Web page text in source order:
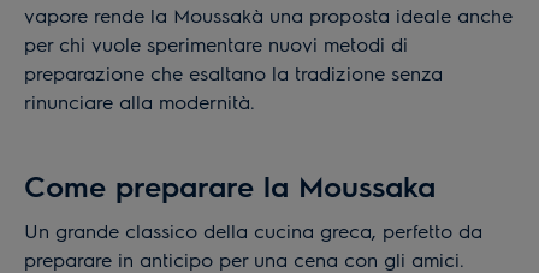
vapore rende la Moussakà una proposta ideale anche
per chi vuole sperimentare nuovi metodi di
preparazione che esaltano la tradizione senza
rinunciare alla modernità.
Come preparare la Moussaka
Un grande classico della cucina greca, perfetto da
preparare in anticipo per una cena con gli amici.